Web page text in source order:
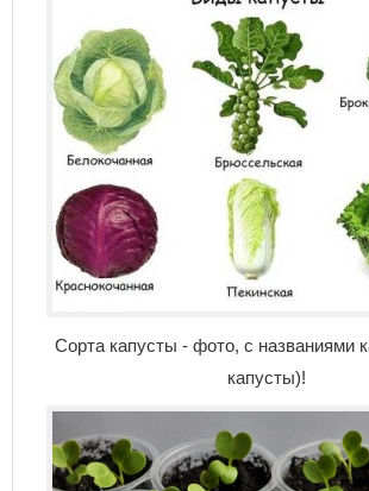
Сорта капусты - фото, с названиями
капусты)!